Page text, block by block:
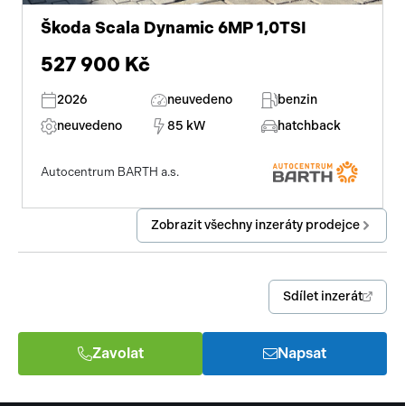
Škoda Scala Dynamic 6MP 1,0TSI
527 900 Kč
2026 neuvedeno
benzin
neuvedeno
85 kW hatchback
Autocentrum BARTH a.s.
Zobrazit všechny inzeráty prodejce
Sdílet inzerát
Zavolat Napsat